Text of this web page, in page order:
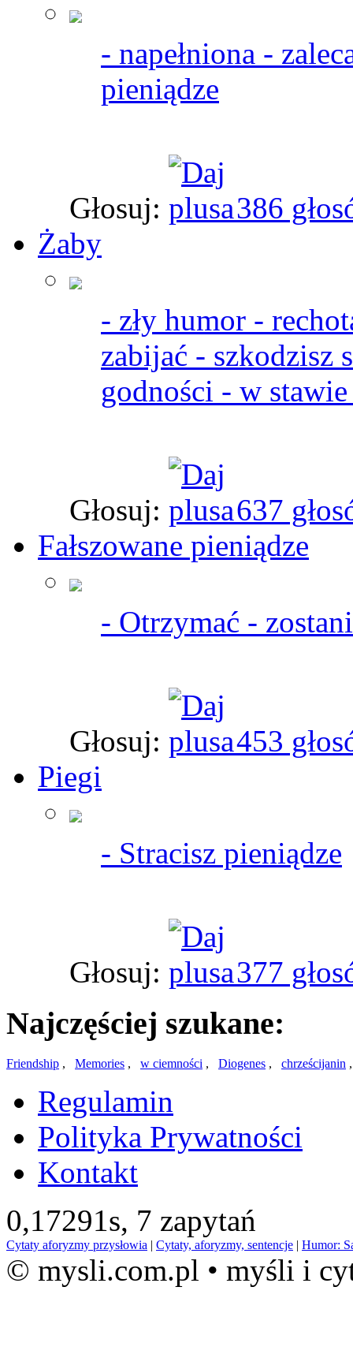
- napełniona -
pieniądze
Głosuj:
386
Żaby
- zły humor -
zabijać - szkodzisz
godności - w
Głosuj:
637
Fałszowane pieniądze
- Otrzymać -
Głosuj:
453
Piegi
- Stracisz pieniądze
Głosuj: 377
Najczęściej szukane:
Friendship , Memories , w ciemności , Diogenes , chrześcijanin
Regulamin
Polityka Prywatności
Kontakt
0,17291s, 7 zapytań
Cytaty aforyzmy przysłowia | Cytaty, aforyzmy, sentencje | Humor:
© mysli.com.pl • myśli i